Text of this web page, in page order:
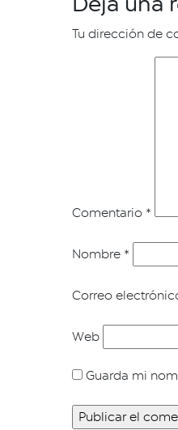
Tu dirección de
Comentario *
Nombre *
Correo
Web
Guarda mi